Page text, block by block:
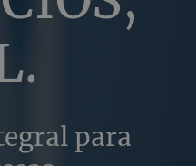
para